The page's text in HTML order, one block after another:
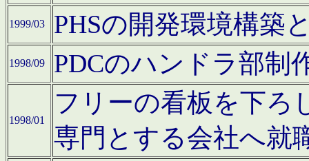
1999/03 PHSの開発環境構築
1998/09 PDCのハンドラ部制
1998/01
フリーの看板を下ろ
専門とする会社へ就